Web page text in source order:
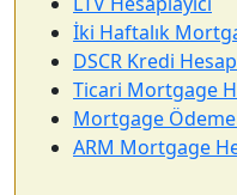
İki Haftalık
DSCR Kredi
Ticari Mortgage
Mortgage Ödeme
ARM Mortgage